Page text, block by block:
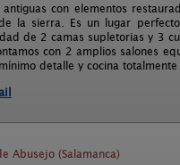
con elementos
la sierra. Es un lugar
de 2 camas supletorias y 3
con 2 amplios salones
detalle y cocina totalmente
Abusejo (Salamanca)